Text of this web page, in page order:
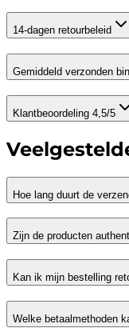
14-dagen retourbeleid
Gemiddeld verzonden
Klantbeoordeling 4,5/5
Hoe lang duurt de
Zijn de producten
Kan ik mijn bestelling
Welke betaalmethoden